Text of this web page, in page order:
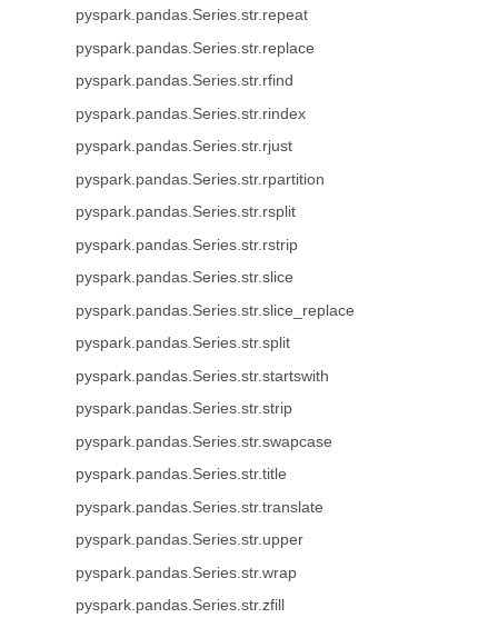
pyspark.pandas.Series.str.repeat
pyspark.pandas.Series.str.replace
pyspark.pandas.Series.str.rfind
pyspark.pandas.Series.str.rindex
pyspark.pandas.Series.str.rjust
pyspark.pandas.Series.str.rpartition
pyspark.pandas.Series.str.rsplit
pyspark.pandas.Series.str.rstrip
pyspark.pandas.Series.str.slice
pyspark.pandas.Series.str.slice_replace
pyspark.pandas.Series.str.split
pyspark.pandas.Series.str.startswith
pyspark.pandas.Series.str.strip
pyspark.pandas.Series.str.swapcase
pyspark.pandas.Series.str.title
pyspark.pandas.Series.str.translate
pyspark.pandas.Series.str.upper
pyspark.pandas.Series.str.wrap
pyspark.pandas.Series.str.zfill